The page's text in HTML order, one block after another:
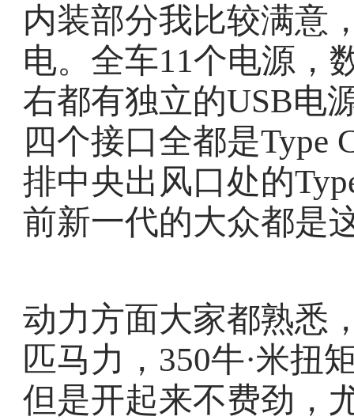
内装部分我比较满意
电。全车11个电源，
右都有独立的USB电
四个接口全都是Type
排中央出风口处的
前新一代的大众都是
动力方面大家都熟悉
匹马力，350牛·米扭
但是开起来不费劲，